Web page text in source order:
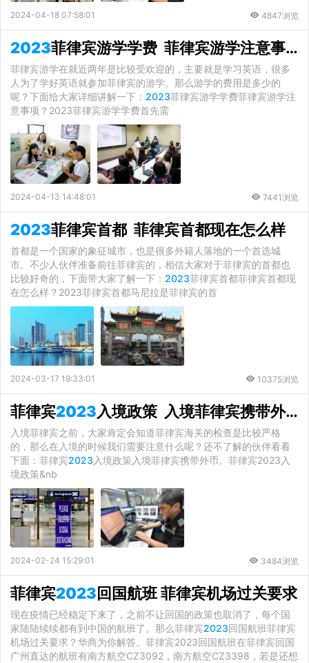
2024-04-18 07:58:01 4847浏览
2023菲律宾游学学费 菲律宾游学注意事项
菲律宾游学在就近两年是比较受欢迎的，主要就是学习英语，很多
人为了学好英语就参加菲律宾的游学。那么游学的费用是多少的
呢？下面给大家详细讲解一下： 2023菲律宾游学学费菲律宾游学注
意事项？2023菲律宾游学学费首先需
2024-04-13 14:48:01 7441浏览
2023菲律宾首都 菲律宾首都现在怎么样
首都是一个国家的象征城市，也是很多外籍人落地的一个首选城
市。不少人伙伴准备前往菲律宾的，相信大家对于菲律宾的首都也
比较好奇的，下面带大家了解一下： 2023菲律宾首都菲律宾首都现
在怎么样？2023菲律宾首都马尼拉是菲律宾的首
2024-03-17 19:33:01 10375浏览
菲律宾2023入境政策 入境菲律宾携带外币
入境菲律宾之前，大家肯定会知道菲律宾海关的检查是比较严格
的，那么在入境的时候我们需要注意什么呢？还不了解的伙伴看看
下面：菲律宾2023 入境政策入境菲律宾携带外币。菲律宾2023入
境政策&nb
2024-02-24 15:29:01 3484浏览
菲律宾2023回国航班 菲律宾机场过关要求
现在疫情已经稳定下来了，之前不让回国的政策也取消了，每个国
家陆陆续续都有到中国的航班了。那么菲律宾2023回国航班菲律宾
机场过关要求？华商为你解答。菲律宾2023回国航班在菲律宾回国
广州直达的航班有南方航空CZ3092，南方航空CZ3398，若是还想